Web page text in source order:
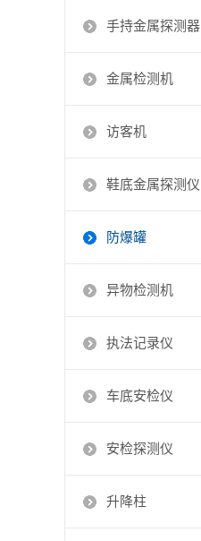
手持金属探测器
金属检测机
访客机
鞋底金属探测仪
防爆罐
异物检测机
执法记录仪
车底安检仪
安检探测仪
升降柱